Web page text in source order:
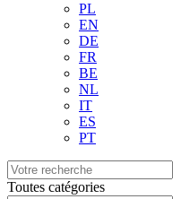
PL
EN
DE
FR
BE
NL
IT
ES
PT
Toutes catégories